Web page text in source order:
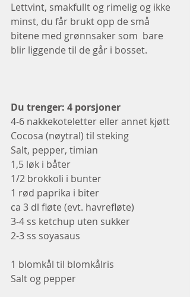
Lettvint, smakfullt og rimelig og ikke
minst, du får brukt opp de små
bitene med grønnsaker som  bare
blir liggende til de går i bosset.
Du trenger: 4 porsjoner
4-6 nakkekoteletter eller annet kjøtt
Cocosa (nøytral) til steking
Salt, pepper, timian
1,5 løk i båter
1/2 brokkoli i bunter
1 rød paprika i biter
ca 3 dl fløte (evt. havrefløte)
3-4 ss ketchup uten sukker
2-3 ss soyasaus
1 blomkål til blomkålris
Salt og pepper